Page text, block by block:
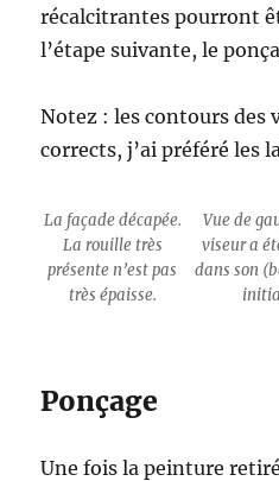
récalcitrantes pourront
l’étape suivante, le
Notez : les contours des
corrects, j’ai préféré les
La façade décapée.
La rouille très
présente n’est pas
très épaisse.
Vue de
viseur a
dans son
Ponçage
Une fois la peinture